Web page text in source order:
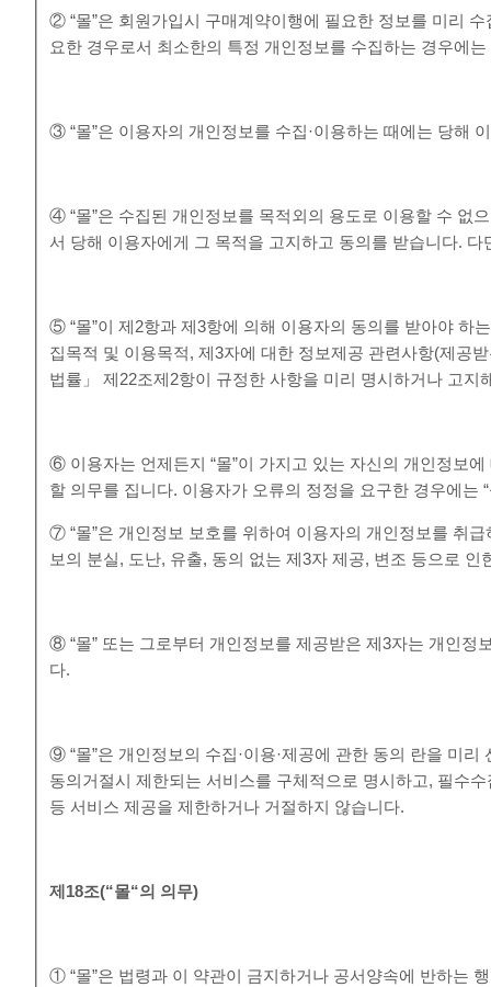
② “몰”은 회원가입시 구매계약이행에 필요한 정보를 미리
요한 경우로서 최소한의 특정 개인정보를 수집하는 경우에
③ “몰”은 이용자의 개인정보를 수집·이용하는 때에는 당해
④ “몰”은 수집된 개인정보를 목적외의 용도로 이용할 수 없
서 당해 이용자에게 그 목적을 고지하고 동의를 받습니다.
⑤ “몰”이 제2항과 제3항에 의해 이용자의 동의를 받아야 하
집목적 및 이용목적, 제3자에 대한 정보제공 관련사항(제공
법률」 제22조제2항이 규정한 사항을 미리 명시하거나 고
⑥ 이용자는 언제든지 “몰”이 가지고 있는 자신의 개인정보
할 의무를 집니다. 이용자가 오류의 정정을 요구한 경우에는
⑦ “몰”은 개인정보 보호를 위하여 이용자의 개인정보를 취
보의 분실, 도난, 유출, 동의 없는 제3자 제공, 변조 등으로
⑧ “몰” 또는 그로부터 개인정보를 제공받은 제3자는 개인
다.
⑨ “몰”은 개인정보의 수집·이용·제공에 관한 동의 란을 미
동의거절시 제한되는 서비스를 구체적으로 명시하고, 필수
등 서비스 제공을 제한하거나 거절하지 않습니다.
제 18조(“몰“의 의무)
① “몰”은 법령과 이 약관이 금지하거나 공서양속에 반하는